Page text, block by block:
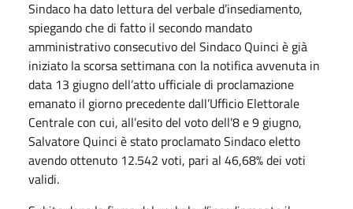
Sindaco ha dato lettura del verbale d’insediamento,
spiegando che di fatto il secondo mandato
amministrativo consecutivo del Sindaco Quinci è già
iniziato la scorsa settimana con la notifica avvenuta in
data 13 giugno dell’atto ufficiale di proclamazione
emanato il giorno precedente dall’Ufficio Elettorale
Centrale con cui, all’esito del voto dell’8 e 9 giugno,
Salvatore Quinci è stato proclamato Sindaco eletto
avendo ottenuto 12.542 voti, pari al 46,68% dei voti
validi.